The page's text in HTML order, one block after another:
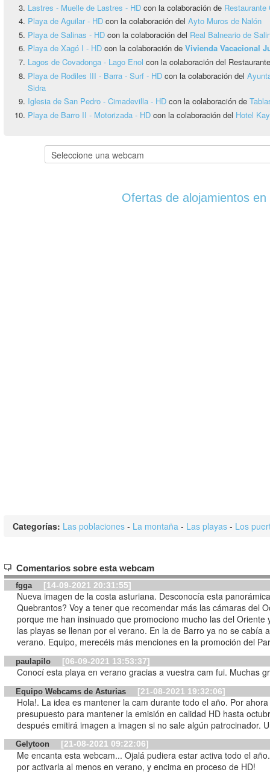
Lastres - Muelle de Lastres - HD con la colaboración de
Playa de Aguilar - HD con la colaboración del Ayto Muros de Nalón
Playa de Salinas - HD con la colaboración del Real Balneario de
Playa de Xagó I - HD con la colaboración de Vivienda Vacacional
Lagos de Covadonga - Lago Enol con la colaboración del
Playa de Rodiles III - Barra - Surf - HD con la colaboración del
Sidra
Iglesia de San Pedro - Cimadevilla - HD con la colaboración de
Playa de Barro II - Motorizada - HD con la colaboración del Hotel
Ofertas de alojamientos en
Categorías: Las poblaciones - La montaña - Las playas - Los
Comentarios sobre esta webcam
fgga [14-09-2021 20:31:55]
Nueva imagen de la costa asturiana. Desconocía esta
Quebrantos? Voy a tener que recomendar más las cámaras del
porque me han insinuado que promociono mucho las del Oriente
las playas se llenan por el verano. En la de Barro ya no se cabía
verano. Equipo, merecéis más menciones en la promoción del
paulapilo [06-09-2021 13:53:37]
Conocí esta playa en verano gracias a vuestra cam fui. Muchas
Equipo Webcams de Asturias [21-08-2021 19:32:06]
Hola!. La idea es mantener la cam durante todo el año. Por
presupuesto para mantener la emisión en calidad HD hasta
después emitirá imagen a imagen si no sale algún patrocinador.
Gelytoon [21-08-2021 09:22:06]
Me encanta esta webcam... Ojalá pudiera estar activa todo el
por activarla al menos en verano, y encima en proceso de HD!